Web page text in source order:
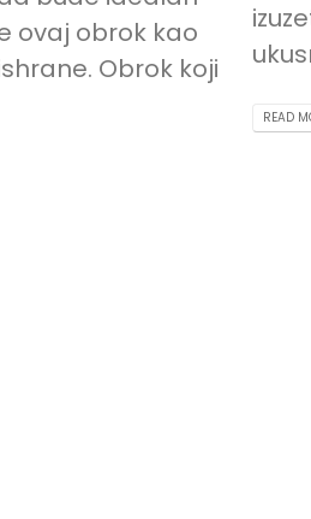
ovaj obrok kao
Obrok koji
READ